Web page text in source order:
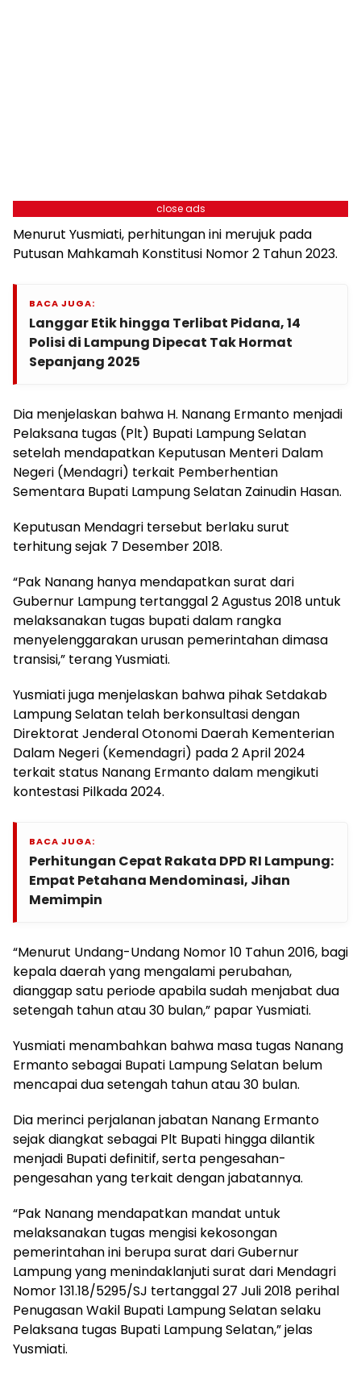
close ads
Menurut Yusmiati, perhitungan ini merujuk pada
Putusan Mahkamah Konstitusi Nomor 2 Tahun 2023.
BACA JUGA:
Langgar Etik hingga Terlibat Pidana, 14
Polisi di Lampung Dipecat Tak Hormat
Sepanjang 2025
Dia menjelaskan bahwa H. Nanang Ermanto menjadi
Pelaksana tugas (Plt) Bupati Lampung Selatan
setelah mendapatkan Keputusan Menteri Dalam
Negeri (Mendagri) terkait Pemberhentian
Sementara Bupati Lampung Selatan Zainudin Hasan.
Keputusan Mendagri tersebut berlaku surut
terhitung sejak 7 Desember 2018.
“Pak Nanang hanya mendapatkan surat dari
Gubernur Lampung tertanggal 2 Agustus 2018 untuk
melaksanakan tugas bupati dalam rangka
menyelenggarakan urusan pemerintahan dimasa
transisi,” terang Yusmiati.
Yusmiati juga menjelaskan bahwa pihak Setdakab
Lampung Selatan telah berkonsultasi dengan
Direktorat Jenderal Otonomi Daerah Kementerian
Dalam Negeri (Kemendagri) pada 2 April 2024
terkait status Nanang Ermanto dalam mengikuti
kontestasi Pilkada 2024.
BACA JUGA:
Perhitungan Cepat Rakata DPD RI Lampung:
Empat Petahana Mendominasi, Jihan
Memimpin
“Menurut Undang-Undang Nomor 10 Tahun 2016, bagi
kepala daerah yang mengalami perubahan,
dianggap satu periode apabila sudah menjabat dua
setengah tahun atau 30 bulan,” papar Yusmiati.
Yusmiati menambahkan bahwa masa tugas Nanang
Ermanto sebagai Bupati Lampung Selatan belum
mencapai dua setengah tahun atau 30 bulan.
Dia merinci perjalanan jabatan Nanang Ermanto
sejak diangkat sebagai Plt Bupati hingga dilantik
menjadi Bupati definitif, serta pengesahan-
pengesahan yang terkait dengan jabatannya.
“Pak Nanang mendapatkan mandat untuk
melaksanakan tugas mengisi kekosongan
pemerintahan ini berupa surat dari Gubernur
Lampung yang menindaklanjuti surat dari Mendagri
Nomor 131.18/5295/SJ tertanggal 27 Juli 2018 perihal
Penugasan Wakil Bupati Lampung Selatan selaku
Pelaksana tugas Bupati Lampung Selatan,” jelas
Yusmiati.